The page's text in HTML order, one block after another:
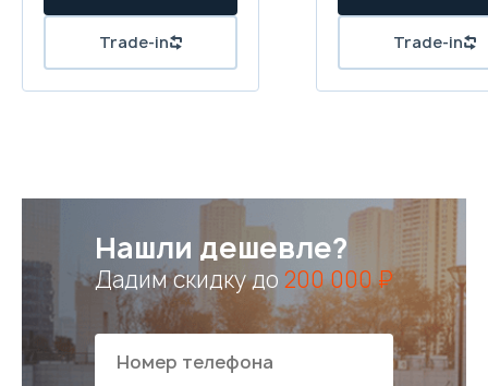
Trade-in Trade-in
Нашли дешевле?
Дадим скидку до 200 000 ₽